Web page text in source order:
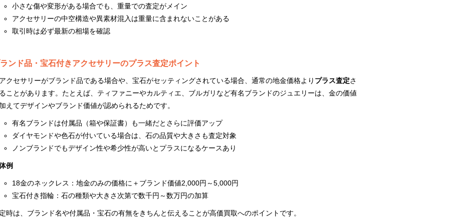
小さな傷や変形がある場合でも、重量での査定がメイン
アクセサリーの中空構造や異素材混入は重量に含まれないことがある
取引時は必ず最新の相場を確認
ンド品・宝石付きアクセサリーのプラス査定ポイント
クセサリーがブランド品である場合や、宝石がセッティングされている場合、通常の地金価格より プラス査定さ
ことがあります。たとえば、ティファニーやカルティエ、ブルガリなど有名ブランドのジュエリーは、金の価値
えてデザインやブランド価値が認められるためです。
有名ブランドは付属品（箱や保証書）も一緒だとさらに評価アップ
ダイヤモンドや色石が付いている場合は、石の品質や大きさも査定対象
ノンブランドでもデザイン性や希少性が高いとプラスになるケースあり
例
18金のネックレス：地金のみの価格に＋ブランド価値2,000円～5,000円
宝石付き指輪：石の種類や大きさ次第で数千円～数万円の加算
時は、ブランド名や付属品・宝石の有無をきちんと伝えることが高価買取へのポイントです。